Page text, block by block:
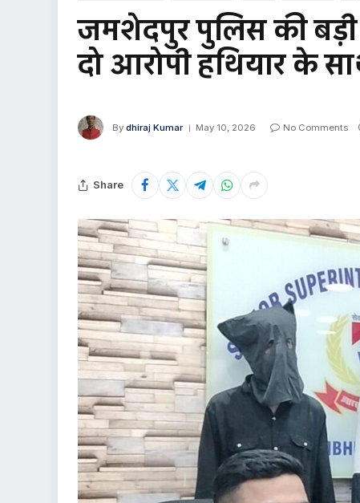
जमशेदपुर पुलिस की बड़ी
दो आरोपी हथियार के
By dhiraj Kumar May 10, 2026 No Comments
Share